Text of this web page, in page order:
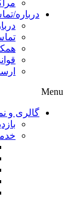
درباره/
Menu
گالری و